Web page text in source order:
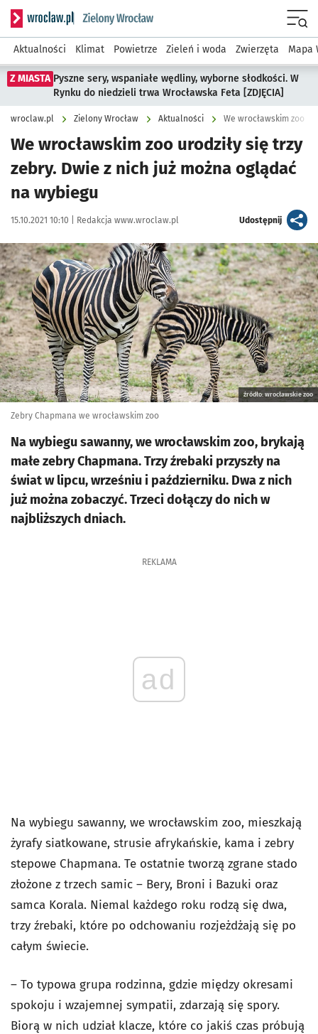
Serwis informacyjny wroclaw.pl podserwis: Środowisko we
Aktualności Klimat Powietrze Zieleń i woda Zwierzęta Mapa
Z MIASTA Pyszne sery, wspaniałe wędliny, wyborne słodkości. W
Rynku do niedzieli trwa Wrocławska Feta [ZDJĘCIA]
wroclaw.pl Zielony Wrocław Aktualności
We wrocławskim zoo urodziły się trzy
zebry. Dwie z nich już można oglądać
na wybiegu
Data publikacji:
15.10.2021 10:10 | Autor:
Redakcja www.wroclaw.pl Udostępnijartykuł
Kliknij, aby powiększyć
źródło: wrocławskie zoo
Zebry Chapmana we wrocławskim zoo
Na wybiegu sawanny, we wrocławskim zoo, brykają
małe zebry Chapmana. Trzy źrebaki przyszły na
świat w lipcu, wrześniu i październiku. Dwa z nich
już można zobaczyć. Trzeci dołączy do nich w
najbliższych dniach.
REKLAMA
ad
Na wybiegu sawanny, we wrocławskim zoo, mieszkają
żyrafy siatkowane, strusie afrykańskie, kama i zebry
stepowe Chapmana. Te ostatnie tworzą zgrane stado
złożone z trzech samic – Bery, Broni i Bazuki oraz
samca Korala. Niemal każdego roku rodzą się dwa,
trzy źrebaki, które po odchowaniu rozjeżdżają się po
całym świecie.
– To typowa grupa rodzinna, gdzie między okresami
spokoju i wzajemnej sympatii, zdarzają się spory.
Biorą w nich udział klacze, które co jakiś czas próbują